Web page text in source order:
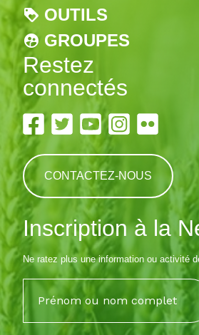
OUTILS
GROUPES
Restez
connectés
CONTACTEZ-NOUS
Inscription à la
Ne ratez plus une information ou activité